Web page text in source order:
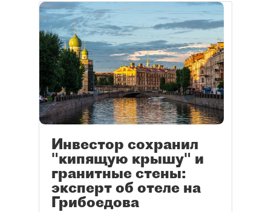
Инвестор сохранил
"кипящую крышу" и
гранитные стены:
эксперт об отеле на
Грибоедова